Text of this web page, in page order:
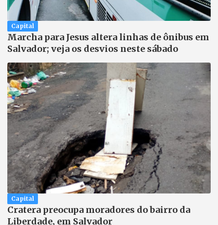
Capital
Marcha para Jesus altera linhas de ônibus em
Salvador; veja os desvios neste sábado
Capital
Cratera preocupa moradores do bairro da
Liberdade, em Salvador